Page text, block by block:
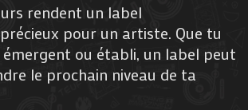
rendent un label
pour un artiste. Que tu
ou établi, un label peut
le prochain niveau de ta